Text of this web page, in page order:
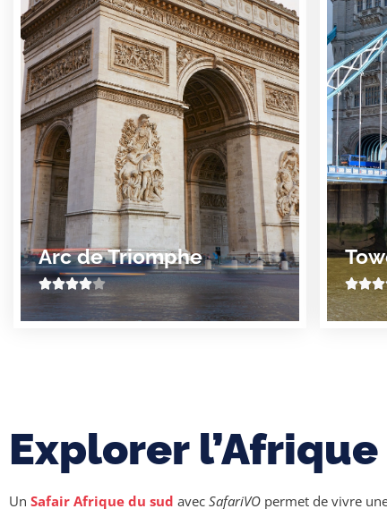
Arc de Triomphe
 
Explorer
Un Safair Afrique du sud avec SafariVO permet de vivre